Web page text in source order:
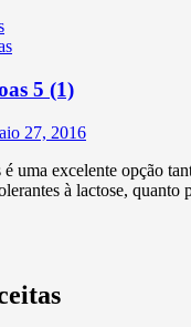
5 (1)
27, 2016
uma excelente opção
à lactose, quanto